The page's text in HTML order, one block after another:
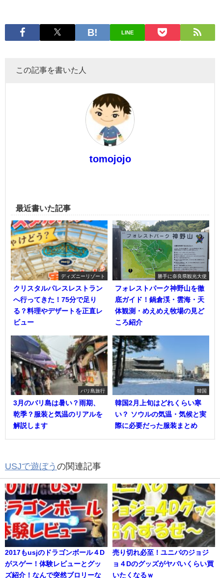
LINE
この記事を書いた人
tomojojo
最近書いた記事
ディズニーリゾート
クリスタルパレスレストラン
へ行ってきた！75分で足り
る？料理やデザートを正直レ
ビュー
勝手に奈良県観光大使
フォレストパーク神野山を徹
底ガイド！鍋倉渓・雲海・天
体観測・めえめえ牧場の見ど
ころ紹介
バリ島旅行
3月のバリ島は暑い？雨期、
乾季？服装と気温のリアルを
解説します
韓国
韓国2月上旬はどれくらい寒
い？ ソウルの気温・気候と実
際に必要だった服装まとめ
USJで遊ぼう の関連記事
2017もusjのドラゴンボール４D
がスゲー！体験レビューとグッ
ズ紹介！なんで突然ブロリーな
売り切れ必至！ユニバのジョジ
ョ４Dのグッズがヤバいくらい買
いたくなるｗ